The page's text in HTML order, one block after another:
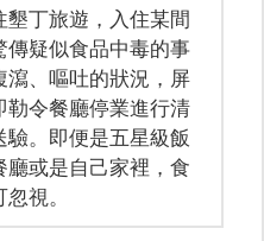
墾丁旅遊，入住某間
傳疑似食品中毒的事
瀉、嘔吐的狀況，屏
勒令餐廳停業進行清
。即便是五星級飯
廳或是自己家裡，食
視。